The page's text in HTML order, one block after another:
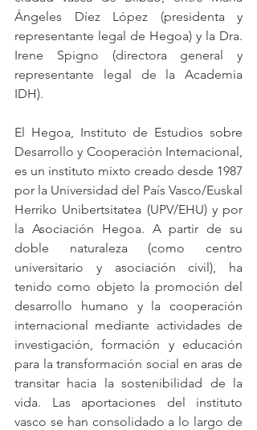
Ángeles Díez López (presidenta y
representante legal de Hegoa) y la Dra.
Irene Spigno (directora general y
representante legal de la Academia
IDH).
El Hegoa, Instituto de Estudios sobre
Desarrollo y Cooperación Internacional,
es un instituto mixto creado desde 1987
por la Universidad del País Vasco/Euskal
Herriko Unibertsitatea (UPV/EHU) y por
la Asociación Hegoa. A partir de su
doble naturaleza (como centro
universitario y asociación civil), ha
tenido como objeto la promoción del
desarrollo humano y la cooperación
internacional mediante actividades de
investigación, formación y educación
para la transformación social en aras de
transitar hacia la sostenibilidad de la
vida. Las aportaciones del instituto
vasco se han consolidado a lo largo de